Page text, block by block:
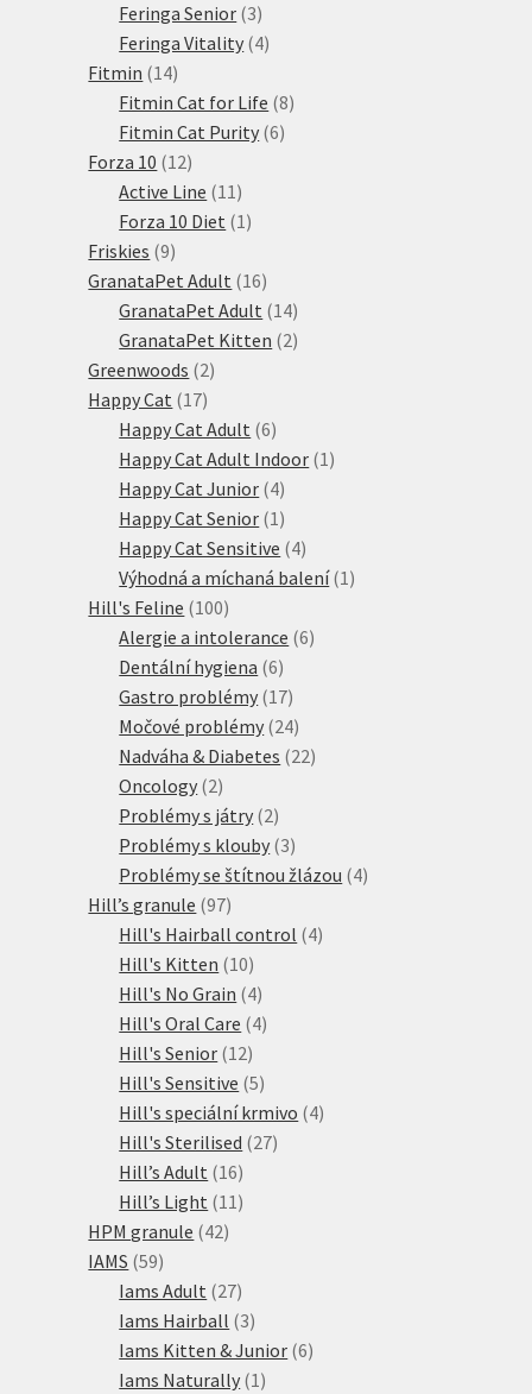
produkty
Feringa Senior 33
produkty
Feringa Vitality 44
Fitmin 1414
produktů
Fitmin Cat for Life 88
Fitmin Cat Purity 66
Forza 10 1212
produktů
Active Line 11 11
produktů
Forza 10 Diet 1 1
Friskies 99
produktů
GranataPet Adult 1616
produktů
GranataPet Adult 1414
produktů
GranataPet Kitten 22
Greenwoods 22
Happy Cat 1717
produktů
Happy Cat Adult 66
produktů
Happy Cat Adult Indoor 1 1
Happy Cat Junior 44
produkty
Happy Cat Senior 1 1
produkt
Happy Cat Sensitive 44
produkty
Výhodná a míchaná balení 1 1
Hill's Feline 100100
produktů
Alergie a intolerance 66
Dentální hygiena 66
produktů
Gastro problémy 1717
produktů
Močové problémy 2424
produktů
Nadváha & Diabetes 2222
Oncology 22
produkty
Problémy s játry 22
produkty
Problémy s klouby 33
produkty
Problémy se štítnou žlázou 44
Hill’s granule 9797
produktů
Hill's Hairball control 44
Hill's Kitten 1010
produktů
Hill's No Grain 44
produkty
Hill's Oral Care 44
Hill's Senior 1212
produktů
Hill's Sensitive 55
produktů
Hill's speciální krmivo 44
Hill's Sterilised 2727
Hill’s Adult 1616
produktů
Hill’s Light 11 11
HPM granule 4242
IAMS 5959
produktů
Iams Adult 2727
produktů
Iams Hairball 33
produkty
Iams Kitten & Junior 66
Iams Naturally 1 1